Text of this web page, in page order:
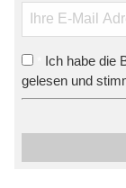
Ich habe die
gelesen und